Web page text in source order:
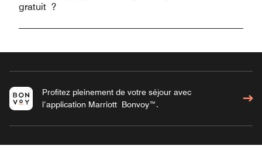
gratuit ?
Profitez pleinement de votre séjour avec
l’application Marriott Bonvoy™.